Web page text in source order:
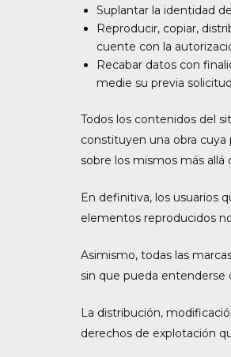
Suplantar la identidad
Reproducir, copiar,
cuente con la
Recabar datos con
medie su previa
Todos los contenidos del
constituyen una obra cuya
sobre los mismos más
En definitiva, los usuarios
elementos reproducidos
Asimismo, todas las
sin que pueda entenderse
La distribución,
derechos de explotación